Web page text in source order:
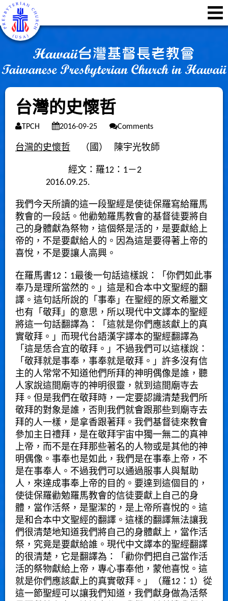
台灣的史懷哲
TPCH 2016-09-25 Comments
台灣的史懷哲 （國） 陳宇光牧師
經文：羅12：1－2
2016.09.25.
我們今天所讀的這一段聖經是使徒保羅寫給羅馬
教會的一段話。他勸勉羅馬教會的基督徒要將自
己的身體獻為祭物，這個祭是活的，是要獻給上
帝的，不是要獻給人的。因為這是要得著上帝的
喜悅，不是要讓人高興。
在羅馬書12：1最後一句話這樣說：「你們如此事
奉乃是理所當然的。」這是和合本中文聖經的翻
譯。這句話所說的「事奉」在聖經的原文希臘文
也有「敬拜」的意思，所以現代中文譯本的聖經
將這一句話翻譯為：「這就是你們應該獻上的真
實敬拜。」而現代台語漢字譯本的聖經翻譯為
「這是恁合宜的敬拜。」不過我們可以這樣說：
「敬拜就是事奉，事奉就是敬拜。」許多沒有信
主的人常常不知道他們所拜的神明偶像是誰，聽
人家說這間廟寺的神明很靈，就到這間廟寺去
拜。但是我們在敬拜時，一定要認識清楚我們所
敬拜的對象是誰，否則我們就會跟那些到廟寺去
拜的人一樣，是拿香跟著拜。我們基督徒來教會
參加主日禮拜，是在敬拜宇宙中獨一無二的真神
上帝，而不是在拜那些著名的人物或是其他的神
明偶像。事奉也是如此，我們是在事奉上帝，不
是在事奉人。不過我們可以通過服事人與幫助
人，來達成事奉上帝的目的。要達到這個目的，
使徒保羅勸勉羅馬教會的信徒要獻上自己的身
體，當作活祭，是聖潔的，是上帝所喜悅的。這
是和合本中文聖經的翻譯。這樣的翻譯無法讓我
們很清楚地知道我們將自己的身體獻上，當作活
祭，究竟是要獻給誰。現代中文譯本的聖經翻譯
的很清楚，它是翻譯為：「勸你們把自己當作活
活的祭物獻給上帝，專心事奉他，蒙他喜悅。這
就是你們應該獻上的真實敬拜。」（羅12：1）從
這一節聖經可以讓我們知道，我們獻身做為活祭